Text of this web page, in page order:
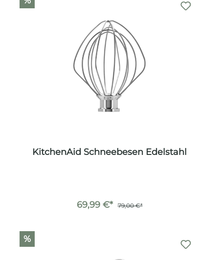
KitchenAid Schneebesen Edelstahl
69,99 €* 79,00 €*
%